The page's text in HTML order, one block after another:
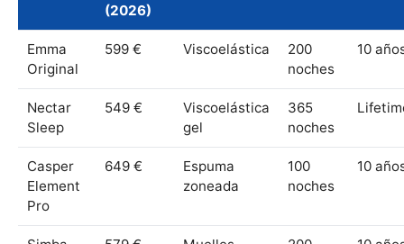
(2026)
Emma
Original
599 € Viscoelástica
200
noches
10
Nectar
Sleep
549 €
Viscoelástica
gel
365
noches
Casper
Element
Pro
649 €
Espuma
zoneada
100
noches
10